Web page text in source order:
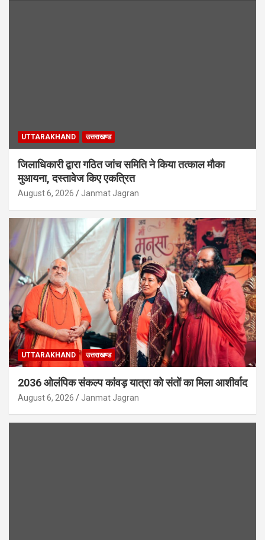
UTTARAKHAND उत्तराखण्ड
जिलाधिकारी द्वारा गठित जांच समिति ने किया तत्काल मौका
मुआयना, दस्तावेज किए एकत्रित
August 6, 2026 Janmat Jagran
UTTARAKHAND उत्तराखण्ड
2036 ओलंपिक संकल्प कांवड़ यात्रा को संतों का मिला आशीर्वाद
August 6, 2026 Janmat Jagran